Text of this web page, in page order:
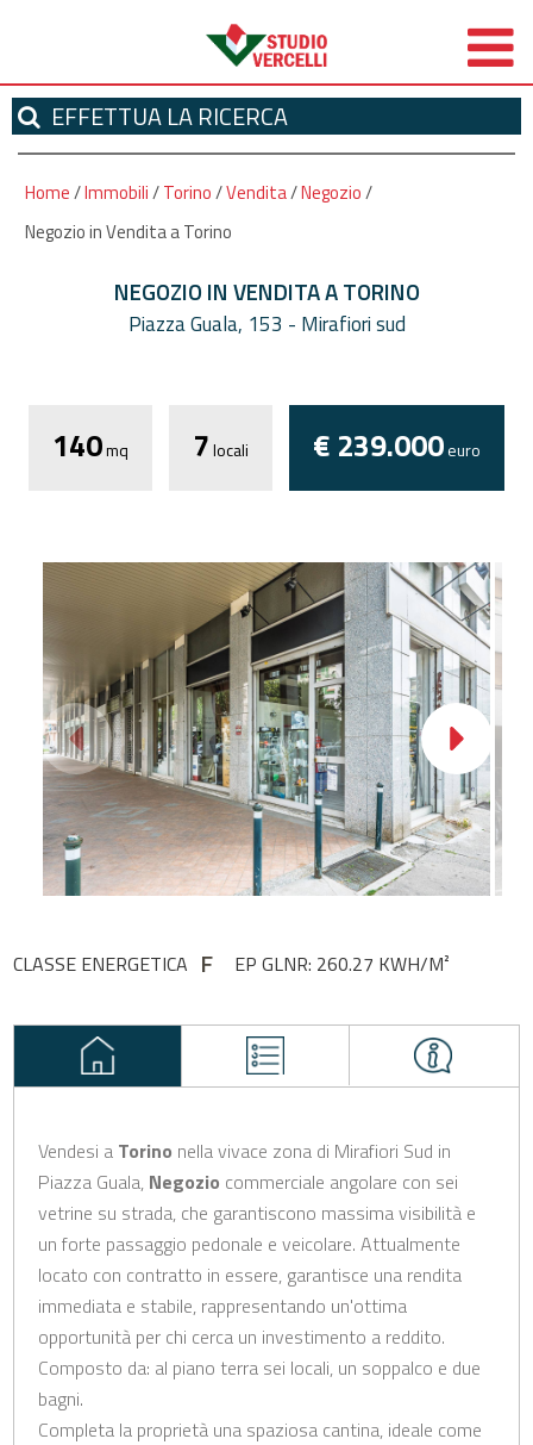
EFFETTUALA RICERCA
Home/Immobili/Torino/Vendita/Negozio/
Negozio in Vendita a Torino
NEGOZIO IN VENDITA A TORINO
Piazza Guala, 153 - Mirafiori sud
140mq 7locali € 239.000euro
CLASSE ENERGETICA F EP GLNR: 260.27 KWH/M²
Vendesi a Torino nella vivace zona di Mirafiori Sud in
Piazza Guala, Negozio commerciale angolare con sei
vetrine su strada, che garantiscono massima visibilità e
un forte passaggio pedonale e veicolare. Attualmente
locato con contratto in essere, garantisce una rendita
immediata e stabile, rappresentando un'ottima
opportunità per chi cerca un investimento a reddito.
Composto da: al piano terra sei locali, un soppalco e due
bagni.
Completa la proprietà una spaziosa cantina, ideale come
confermo di aver preso visione dell'informativa.
I campi contrassegnati con * sono obbligatori!